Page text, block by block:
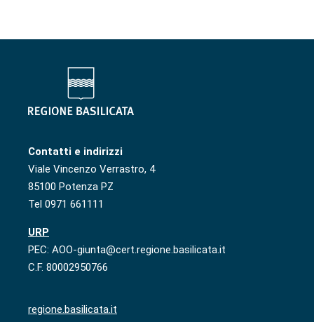
Contatti e indirizzi
Viale Vincenzo Verrastro, 4
85100 Potenza PZ
Tel 0971 661111
URP
PEC: AOO-giunta@cert.regione.basilicata.it
C.F. 80002950766
regione.basilicata.it